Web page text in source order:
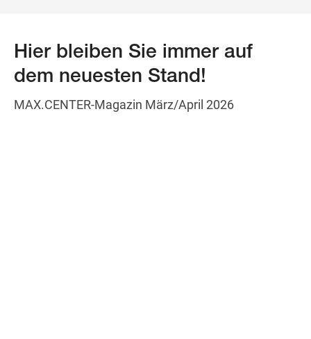
Hier bleiben Sie immer auf
dem neuesten Stand!
MAX.CENTER-Magazin März/April 2026